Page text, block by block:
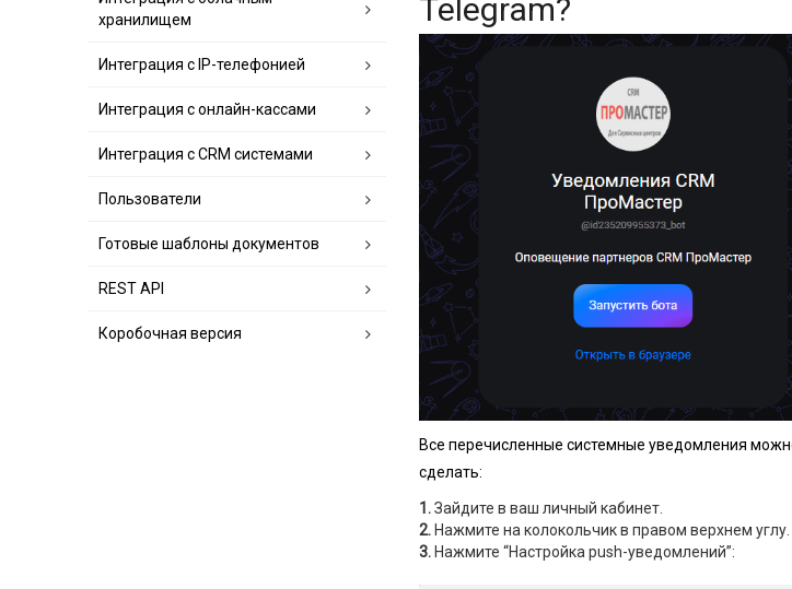
хранилищем
Интеграция с IP-телефонией
Интеграция с онлайн-кассами
Интеграция с CRM системами
Пользователи
Готовые шаблоны документов
REST API
Коробочная версия
Telegram?
Все перечисленные системные уведомления
сделать:
1.Зайдите в ваш личный кабинет.
2. Нажмите на колокольчик в правом верхнем углу.
3. Нажмите “Настройка push-уведомлений”: